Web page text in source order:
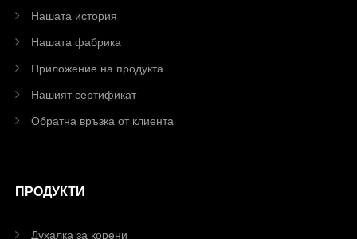
Нашата история
Нашата фабрика
Приложение на продукта
Нашият сертификат
Обратна връзка от клиента
ПРОДУКТИ
Духалка за корени